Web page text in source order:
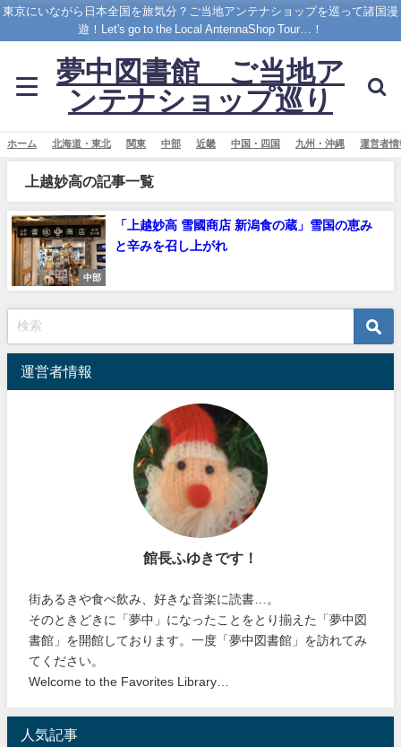
東京にいながら日本全国を旅気分？ご当地アンテナショップを巡って諸国漫
遊！Let's go to the Local AntennaShop Tour…！
夢中図書館 ご当地ア
ンテナショップ巡り
ホーム 北海道・東北 関東 中部 近畿 中国・四国 九州・沖縄 運営者情
上越妙高の記事一覧
中部
「上越妙高 雪國商店 新潟食の蔵」雪国の恵み
と辛みを召し上がれ
運営者情報
館長ふゆきです！
街あるきや食べ飲み、好きな音楽に読書…。
そのときどきに「夢中」になったことをとり揃えた「夢中図
書館」を開館しております。一度「夢中図書館」を訪れてみ
てください。
Welcome to the Favorites Library…
人気記事